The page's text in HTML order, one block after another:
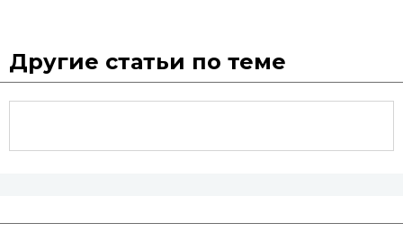
Другие статьи по теме